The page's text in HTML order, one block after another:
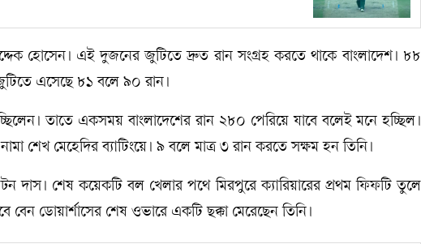
হোসেন। এই দুজনের জুটিতে দ্রুত রান সংগ্রহ করতে থাকে বাংলাদেশ। ৮৮
এসেছে ৮১ বলে ৯০ রান।
তাতে একসময় বাংলাদেশের রান ২৮০ পেরিয়ে যাবে বলেই মনে হচ্ছিল।
শেখ মেহেদির ব্যাটিংয়ে। ৯ বলে মাত্র ৩ রান করতে সক্ষম হন তিনি।
দাস। শেষ কয়েকটি বল খেলার পথে মিরপুরে ক্যারিয়ারের প্রথম ফিফটি তুলে
বেন ডোয়ার্শাসের শেষ ওভারে একটি ছক্কা মেরেছেন তিনি।